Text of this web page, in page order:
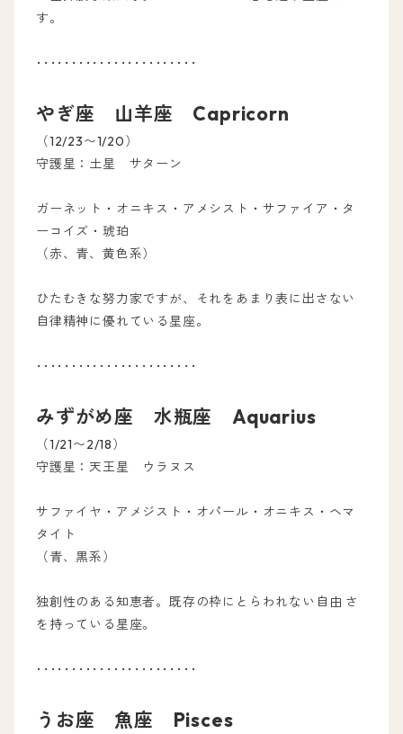
す。
･･･････････････････････
やぎ座 山羊座 Capricorn
（12/23〜1/20）
守護星：土星 サターン
ガーネット・オニキス・アメシスト・サファイア・タ
ーコイズ・琥珀
（赤、青、黄色系）
ひたむきな努力家ですが、それをあまり表に出さない
自律精神に優れている星座。
･･･････････････････････
みずがめ座 水瓶座 Aquarius
（1/21〜2/18）
守護星：天王星 ウラヌス
サファイヤ・アメジスト・オパール・オニキス・ヘマ
タイト
（青、黒系）
独創性のある知恵者。既存の枠にとらわれない自由 さ
を持っている星座。
･･･････････････････････
うお座 魚座 Pisces